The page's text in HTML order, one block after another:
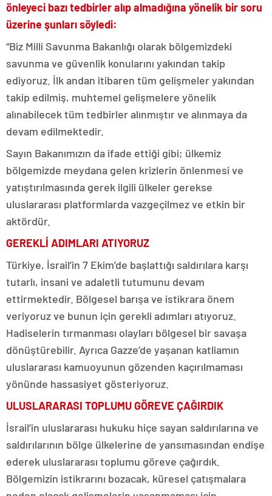
önleyeci bazı tedbirler alıp almadığına yönelik bir soru
üzerine şunları söyledi:
“Biz Milli Savunma Bakanlığı olarak bölgemizdeki
savunma ve güvenlik konularını yakından takip
ediyoruz. İlk andan itibaren tüm gelişmeler yakından
takip edilmiş, muhtemel gelişmelere yönelik
alınabilecek tüm tedbirler alınmıştır ve alınmaya da
devam edilmektedir.
Sayın Bakanımızın da ifade ettiği gibi; ülkemiz
bölgemizde meydana gelen krizlerin önlenmesi ve
yatıştırılmasında gerek ilgili ülkeler gerekse
uluslararası platformlarda vazgeçilmez ve etkin bir
aktördür.
GEREKLİ ADIMLARI ATIYORUZ
Türkiye, İsrail’in 7 Ekim’de başlattığı saldırılara karşı
tutarlı, insani ve adaletli tutumunu devam
ettirmektedir. Bölgesel barışa ve istikrara önem
veriyoruz ve bunun için gerekli adımları atıyoruz.
Hadiselerin tırmanması olayları bölgesel bir savaşa
dönüştürebilir. Ayrıca Gazze’de yaşanan katliamın
uluslararası kamuoyunun gözenden kaçırılmaması
yönünde hassasiyet gösteriyoruz.
ULUSLARARASI TOPLUMU GÖREVE ÇAĞIRDIK
İsrail’in uluslararası hukuku hiçe sayan saldırılarına ve
saldırılarının bölge ülkelerine de yansımasından endişe
ederek uluslararası toplumu göreve çağırdık.
Bölgemizin istikrarını bozacak, küresel çatışmalara